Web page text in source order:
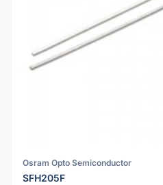
Osram Opto Semiconductor
SFH205F